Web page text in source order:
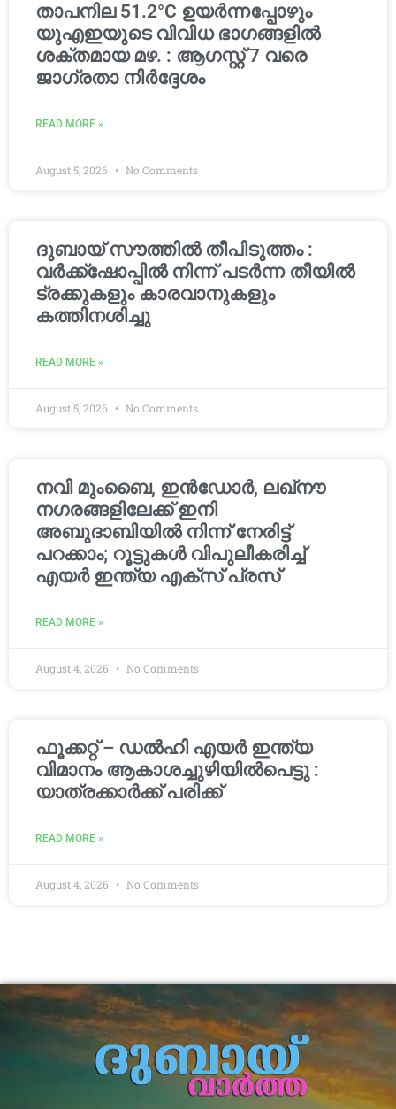
താപനില 51.2°C ഉയർന്നപ്പോഴും
യുഎഇയുടെ വിവിധ ഭാഗങ്ങളിൽ
ശക്തമായ മഴ. : ആഗസ്റ്റ് 7 വരെ
ജാഗ്രതാ നിർദ്ദേശം
READ MORE »
August 5, 2026 No Comments
ദുബായ് സൗത്തിൽ തീപിടുത്തം :
വർക്ക്‌ഷോപ്പിൽ നിന്ന് പടർന്ന തീയിൽ
ട്രക്കുകളും കാരവാനുകളും
കത്തിനശിച്ചു
READ MORE »
August 5, 2026 No Comments
നവി മുംബൈ, ഇൻഡോർ, ലഖ്നൗ
നഗരങ്ങളിലേക്ക് ഇനി
അബുദാബിയിൽ നിന്ന് നേരിട്ട്
പറക്കാം; റൂട്ടുകൾ വിപുലീകരിച്ച്
എയർ ഇന്ത്യ എക്സ് പ്രസ്
READ MORE »
August 4, 2026 No Comments
ഫൂക്കറ്റ് – ഡൽഹി എയര്‍ ഇന്ത്യ
വിമാനം ആകാശച്ചുഴിയില്‍പെട്ടു :
യാത്രക്കാര്‍ക്ക് പരിക്ക്
READ MORE »
August 4, 2026 No Comments